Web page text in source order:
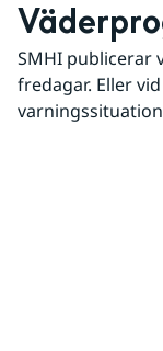
SMHI publicerar
fredagar. Eller